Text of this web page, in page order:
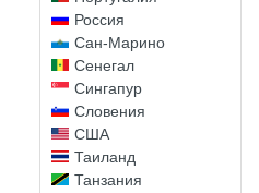
Россия
Сан-Марино
Сенегал
Сингапур
Словения
США
Таиланд
Танзания